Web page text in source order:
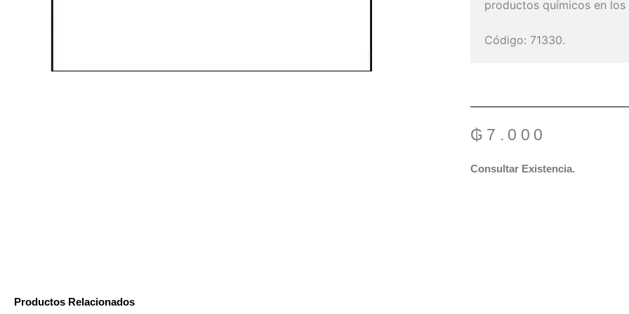
productos químicos en los
Código: 71330.
₲ 7.000
Consultar Existencia.
Productos Relacionados